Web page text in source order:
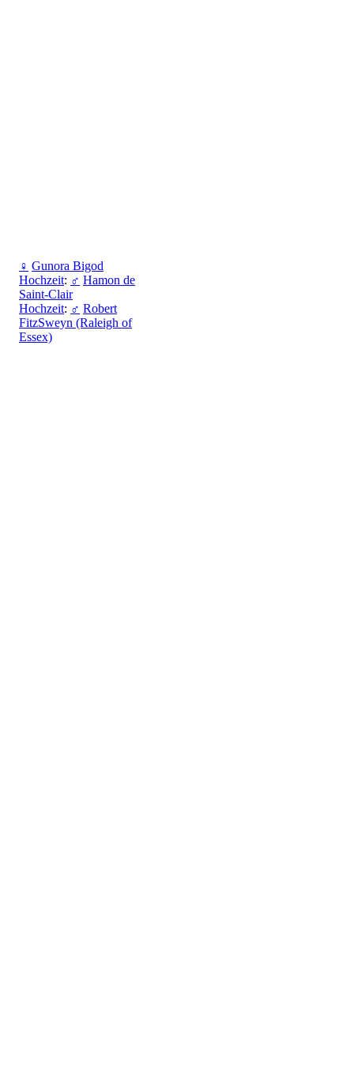
♀ Gunora Bigod
Hochzeit: ♂ Hamon de
Saint-Clair
Hochzeit: ♂ Robert
FitzSweyn (Raleigh of
Essex)